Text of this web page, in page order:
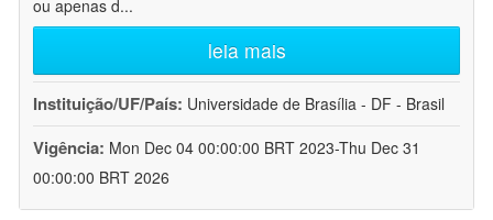
ou apenas d...
leia mais
Instituição/UF/País: Universidade de Brasília - DF - Brasil
Vigência: Mon Dec 04 00:00:00 BRT 2023-Thu Dec 31
00:00:00 BRT 2026